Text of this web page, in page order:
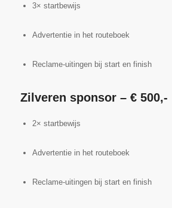
3× startbewijs
Advertentie in het routeboek
Reclame-uitingen bij start en finish
Zilveren sponsor – € 500,-
2× startbewijs
Advertentie in het routeboek
Reclame-uitingen bij start en finish